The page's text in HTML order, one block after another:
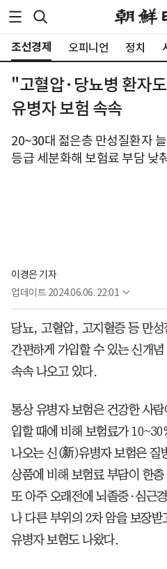
조선경제 오피니언 정치
"고혈압·당뇨병 환자
유병자 보험 속속
20~30대 젊은층 만성질환자
등급 세분화해 보험료 부담 낮춰
이경은 기자
업데이트 2024.06.06. 22:01
당뇨, 고혈압, 고지혈증 등 만성
간편하게 가입할 수 있는 신개
속속 나오고 있다.
통상 유병자 보험은 건강한 사
입할 때에 비해 보험료가
나오는 신(新)유병자 보험은 질
상품에 비해 보험료 부담이 한
또 아주 오래전에 뇌졸중·심근
나 다른 부위의 2차 암을 보장
유병자 보험도 나왔다.